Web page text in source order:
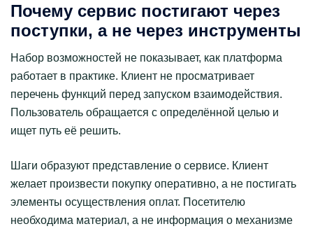
Почему сервис постигают через
поступки, а не через инструменты
Набор возможностей не показывает, как платформа
работает в практике. Клиент не просматривает
перечень функций перед запуском взаимодействия.
Пользователь обращается с определённой целью и
ищет путь её решить.
Шаги образуют представление о сервисе. Клиент
желает произвести покупку оперативно, а не постигать
элементы осуществления оплат. Посетителю
необходима материал, а не информация о механизме